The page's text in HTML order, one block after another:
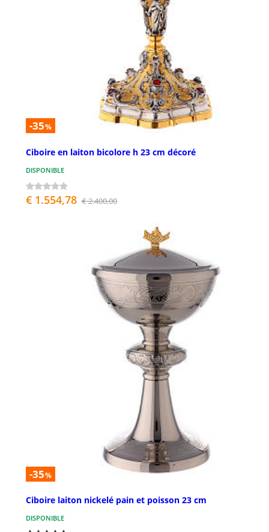
-35%
Ciboire en laiton bicolore h 23 cm décoré
DISPONIBLE
€ 1.554,78 € 2.400,00
-35%
Ciboire laiton nickelé pain et poisson 23 cm
DISPONIBLE